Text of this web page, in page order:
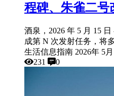
程碑、朱雀二号
酒泉，2026 年 5 月 15
成第 N 次发射任务，
生活信息指南 2026年 5月
231
0